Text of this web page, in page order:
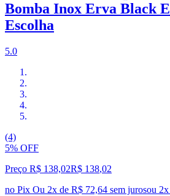
Bomba Inox Erva Black
Escolha
5.0
(4)
5% OFF
Preço R$ 138,02R$ 138,02
no Pix Ou 2x de R$ 72,64 sem jurosou 2x